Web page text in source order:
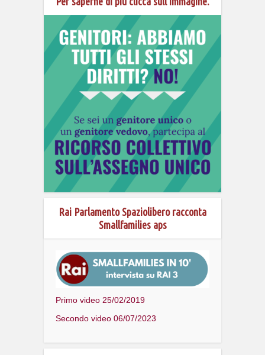
Rai Parlamento Spaziolibero racconta
Smallfamilies aps
Primo video 25/02/2019
Secondo video 06/07/2023